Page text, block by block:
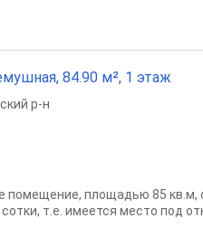
84.90 м², 1 этаж
р-н
помещение, площадью 85
т.е. имеется место под